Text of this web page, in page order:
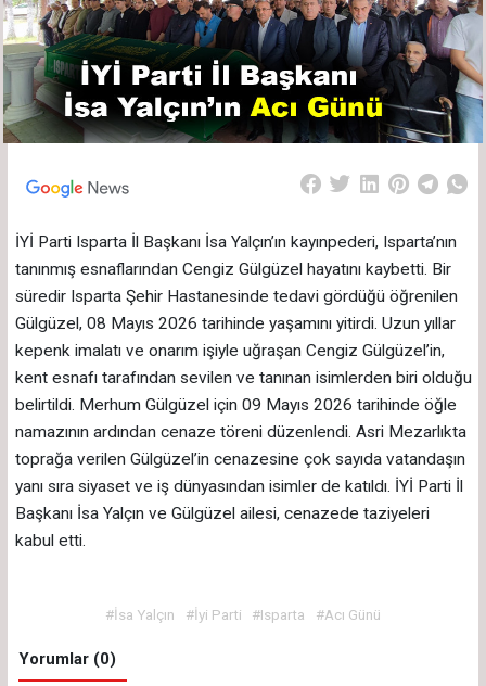
İYİ Parti Isparta İl Başkanı İsa Yalçın’ın kayınpederi, Isparta’nın
tanınmış esnaflarından Cengiz Gülgüzel hayatını kaybetti. Bir
süredir Isparta Şehir Hastanesinde tedavi gördüğü öğrenilen
Gülgüzel, 08 Mayıs 2026 tarihinde yaşamını yitirdi. Uzun yıllar
kepenk imalatı ve onarım işiyle uğraşan Cengiz Gülgüzel’in,
kent esnafı tarafından sevilen ve tanınan isimlerden biri olduğu
belirtildi. Merhum Gülgüzel için 09 Mayıs 2026 tarihinde öğle
namazının ardından cenaze töreni düzenlendi. Asri Mezarlıkta
toprağa verilen Gülgüzel’in cenazesine çok sayıda vatandaşın
yanı sıra siyaset ve iş dünyasından isimler de katıldı. İYİ Parti İl
Başkanı İsa Yalçın ve Gülgüzel ailesi, cenazede taziyeleri
kabul etti.
#İsa Yalçın #İyi Parti #Isparta #Acı Günü
Yorumlar (0)